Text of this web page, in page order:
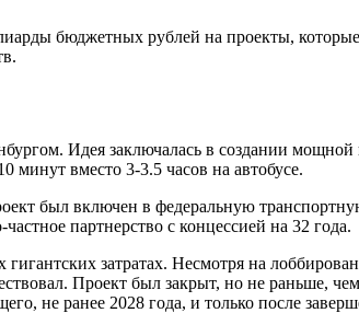
бюджетных рублей на проекты,
Идея заключалась в создании мощной
вместо 3-3.5 часов на автобусе.
был включен в федеральную
партнерство с концессией на 32 года.
затратах. Несмотря на
Проект был закрыт, но не раньше,
не ранее 2028 года, и только после